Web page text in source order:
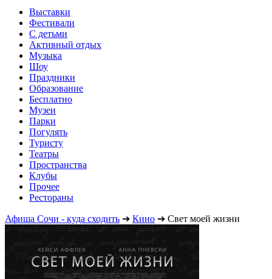
Выставки
Фестивали
С детьми
Активный отдых
Музыка
Шоу
Праздники
Образование
Бесплатно
Музеи
Парки
Погулять
Туристу
Театры
Пространства
Клубы
Прочее
Рестораны
Афиша Сочи - куда сходить ➔ Кино ➔ Свет моей жизни